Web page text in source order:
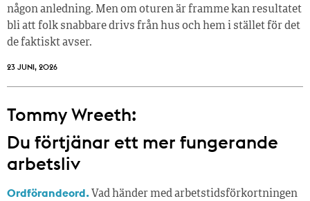
någon anledning. Men om oturen är framme kan resultatet
bli att folk snabbare drivs från hus och hem i stället för det
de faktiskt avser.
23 JUNI, 2026
Tommy Wreeth:
Du förtjänar ett mer fungerande
arbetsliv
Ordförandeord. Vad händer med arbetstidsförkortningen